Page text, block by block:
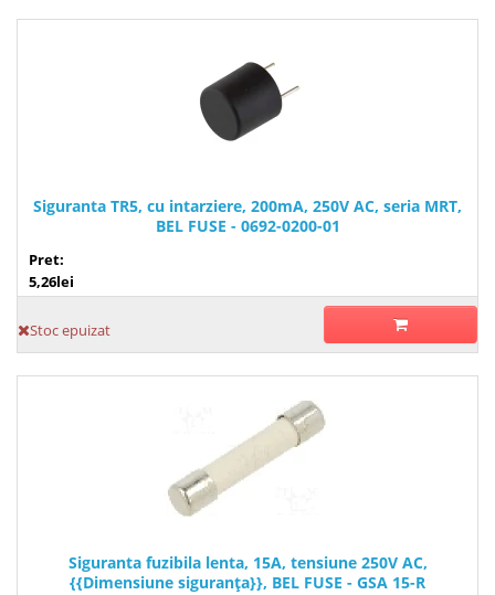
Siguranta TR5, cu intarziere, 200mA, 250V AC, seria MRT,
BEL FUSE - 0692-0200-01
Pret:
5,26lei
Stoc epuizat
Siguranta fuzibila lenta, 15A, tensiune 250V AC,
{{Dimensiune siguranţa}}, BEL FUSE - GSA 15-R